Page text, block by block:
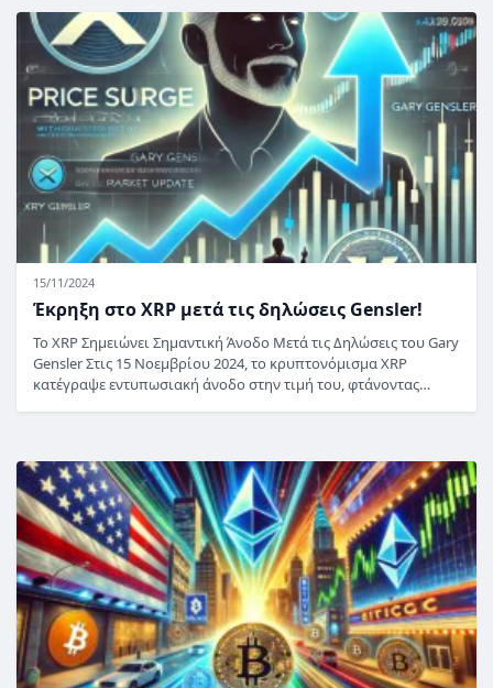
15/11/2024
Έκρηξη στο XRP μετά τις δηλώσεις Gensler!
Το XRP Σημειώνει Σημαντική Άνοδο Μετά τις Δηλώσεις του Gary
Gensler Στις 15 Νοεμβρίου 2024, το κρυπτονόμισμα XRP
κατέγραψε εντυπωσιακή άνοδο στην τιμή του, φτάνοντας…